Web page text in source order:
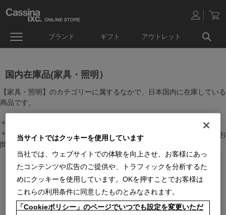
ブランド ギフト アウトレット
国内在庫品(家具・照明）
【家具・照明】のカテゴリーに属するなかで、日本国内に在庫している
商品です。
＊絞り込み機能で商品検索することができます。
＊全店舗で在庫を共有しておりますので、最新の在庫状況についてはお
問い合わせください。
当サイトではクッキーを使用しています
当社では、ウェブサイトでの体験を向上させ、お客様にあっ
たコンテンツや広告のご提供や、トラフィックを分析するた
めにクッキーを使用しています。OKを押すことでお客様は
これらの利用条件に同意したものとみなされます。
「Cookieポリシー」のページでいつでも設定を変更いただ